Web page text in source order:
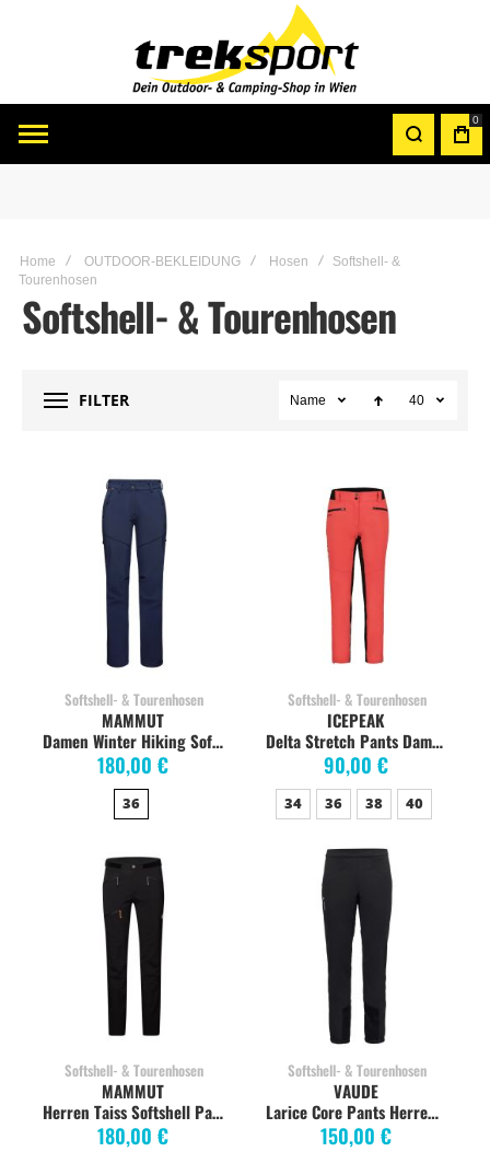
0
Home OUTDOOR-BEKLEIDUNG Hosen
Softshell- &
Tourenhosen
Softshell- & Tourenhosen
FILTER Name 40
Softshell- & Tourenhosen
Damen Winter Hiking Softshell Pants, marine
180,00 €
MAMMUT
36
Softshell- & Tourenhosen
Delta Stretch Pants Damen, korallenrot
90,00 €
ICEPEAK
34 36 38 40
Softshell- & Tourenhosen
Herren Taiss Softshell Pants, black
180,00 €
MAMMUT
Softshell- & Tourenhosen
Larice Core Pants Herren, schwarz
150,00 €
VAUDE